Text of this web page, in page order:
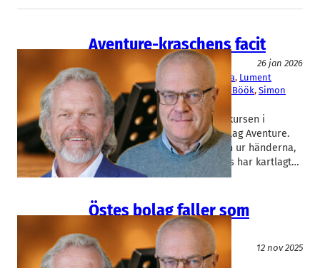
Aventure-kraschens facit
Livsmedel/Functional Food
26 jan 2026
Aventure
Double Good Glucanova, Lument
Björn Öste , Niklas Sigesgård, Olof Böök, Simon
Henderson
Bilden börjar klarna efter konkursen i
Oatlyfamiljen Östes holdingbolag Aventure.
Mycket ser ut att glida familjen ur händerna,
med ett par undantag. Rapidus har kartlagt…
Östes bolag faller som
dominobrickor
Livsmedel/Functional Food
12 nov 2025
Aventure, Good Idea